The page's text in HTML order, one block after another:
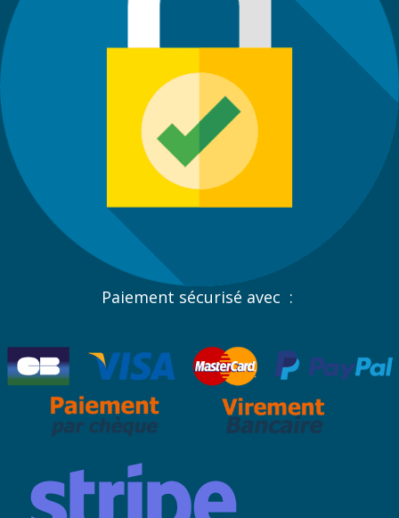
Paiement sécurisé avec :